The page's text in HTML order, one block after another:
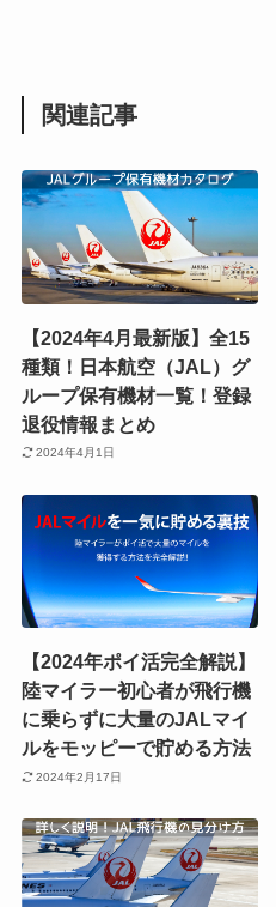
関連記事
【2024年4月最新版】全15
種類！日本航空（JAL）グ
ループ保有機材一覧！登録
退役情報まとめ
2024年4月1日
【2024年ポイ活完全解説】
陸マイラー初心者が飛行機
に乗らずに大量のJALマイ
ルをモッピーで貯める方法
2024年2月17日